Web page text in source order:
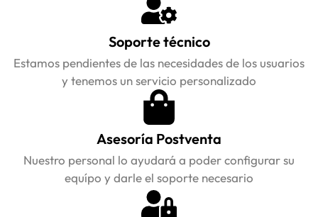
Soporte técnico
Estamos pendientes de las necesidades de los usuarios
y tenemos un servicio personalizado
Asesoría Postventa
Nuestro personal lo ayudará a poder configurar su
equípo y darle el soporte necesario